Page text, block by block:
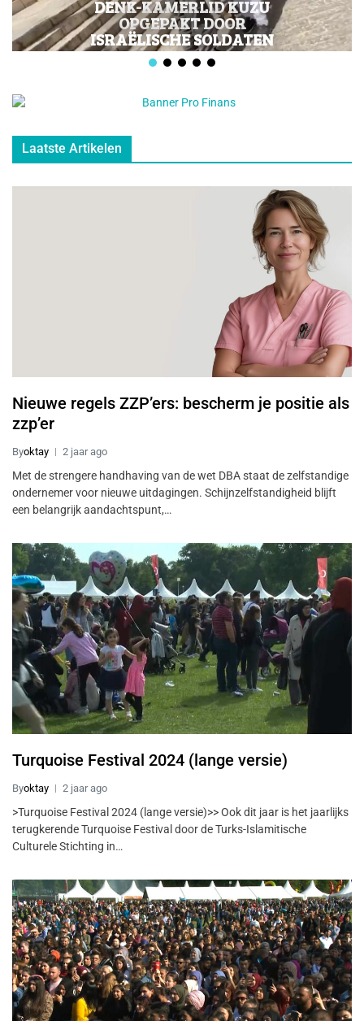
DENK-KAMERLID KUZU
OPGEPAKT DOOR
ISRAËLISCHE SOLDATEN
Laatste Artikelen
Nieuwe regels ZZP’ers: bescherm je positie als
zzp’er
Byoktay 2 jaar ago
Met de strengere handhaving van de wet DBA staat de zelfstandige
ondernemer voor nieuwe uitdagingen. Schijnzelfstandigheid blijft
een belangrijk aandachtspunt,…
Turquoise Festival 2024 (lange versie)
Byoktay 2 jaar ago
>Turquoise Festival 2024 (lange versie)>> Ook dit jaar is het jaarlijks
terugkerende Turquoise Festival door de Turks-Islamitische
Culturele Stichting in…